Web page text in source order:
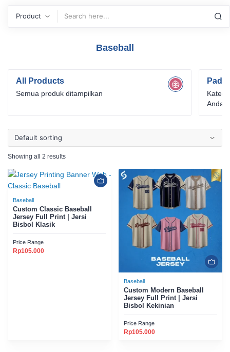
Baseball
All Products
Semua produk ditampilkan
Padel
Anda
Showing all 2 results
Baseball
Custom Classic Baseball
Jersey Full Print | Jersi
Bisbol Klasik
Price Range
Rp105.000
Baseball
Custom Modern Baseball
Jersey Full Print | Jersi
Bisbol Kekinian
Price Range
Rp105.000